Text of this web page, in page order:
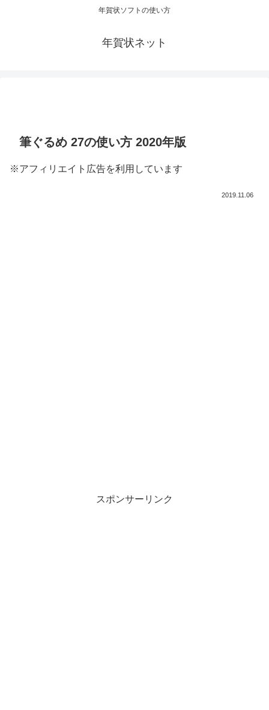
年賀状ソフトの使い方
年賀状ネット
筆ぐるめ 27の使い方 2020年版
※アフィリエイト広告を利用しています
2019.11.06
スポンサーリンク